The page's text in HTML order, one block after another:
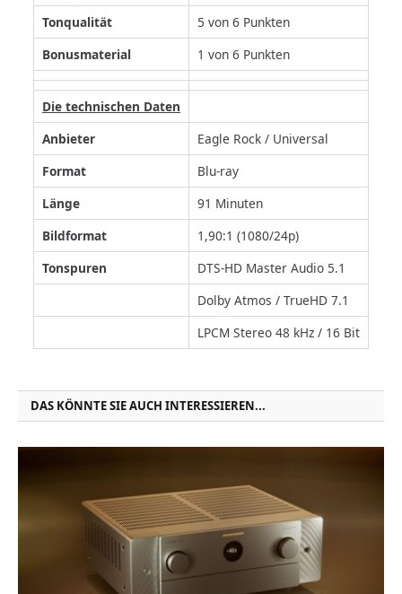
Tonqualität
5 von 6 Punkten
Bonusmaterial
1 von 6 Punkten
Die technischen Daten
Anbieter
Eagle Rock / Universal
Format
Blu-ray
Länge
91 Minuten
Bildformat
1,90:1 (1080/24p)
Tonspuren
DTS-HD Master Audio 5.1
Dolby Atmos / TrueHD 7.1
LPCM Stereo 48 kHz / 16 Bit
DAS KÖNNTE SIE AUCH INTERESSIEREN...